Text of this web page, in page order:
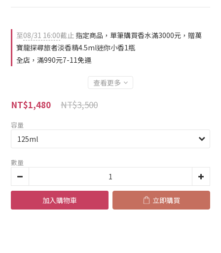
至08/31 16:00截止 指定商品，單筆購買香水滿3000元，贈萬
寶龍探尋旅者淡香精4.5ml迷你小香1瓶
全店，滿990元7-11免運
查看更多
NT$3,500
NT$1,480
容量
數量
加入購物車 立即購買